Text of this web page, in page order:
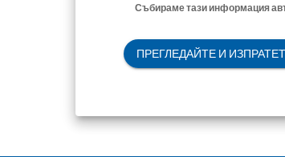
Събираме тази информация
ПРЕГЛЕДАЙТЕ И